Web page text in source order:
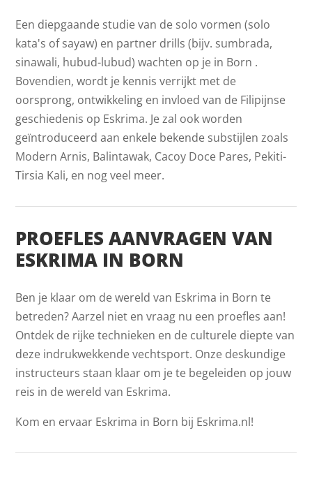
Een diepgaande studie van de solo vormen (solo
kata's of sayaw) en partner drills (bijv. sumbrada,
sinawali, hubud-lubud) wachten op je in Born .
Bovendien, wordt je kennis verrijkt met de
oorsprong, ontwikkeling en invloed van de Filipijnse
geschiedenis op Eskrima. Je zal ook worden
geïntroduceerd aan enkele bekende substijlen zoals
Modern Arnis, Balintawak, Cacoy Doce Pares, Pekiti-
Tirsia Kali, en nog veel meer.
PROEFLES AANVRAGEN VAN
ESKRIMA IN BORN
Ben je klaar om de wereld van Eskrima in Born te
betreden? Aarzel niet en vraag nu een proefles aan!
Ontdek de rijke technieken en de culturele diepte van
deze indrukwekkende vechtsport. Onze deskundige
instructeurs staan klaar om je te begeleiden op jouw
reis in de wereld van Eskrima.
Kom en ervaar Eskrima in Born bij Eskrima.nl!